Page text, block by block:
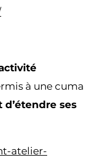
à une cuma
d’étendre ses
atelier-